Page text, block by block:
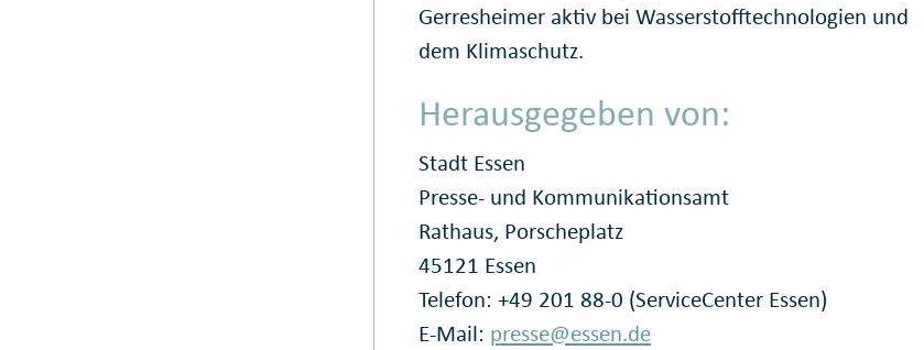
Gerresheimer aktiv bei Wasserstofftechnologien und
dem Klimaschutz.
Herausgegeben von:
Stadt Essen
Presse- und Kommunikationsamt
Rathaus, Porscheplatz
45121 Essen
Telefon: +49 201 88-0 (ServiceCenter Essen)
E-Mail: presse@essen.de